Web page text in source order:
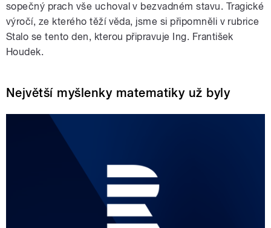
sopečný prach vše uchoval v bezvadném stavu. Tragické
výročí, ze kterého těží věda, jsme si připomněli v rubrice
Stalo se tento den, kterou připravuje Ing. František
Houdek.
Největší myšlenky matematiky už byly